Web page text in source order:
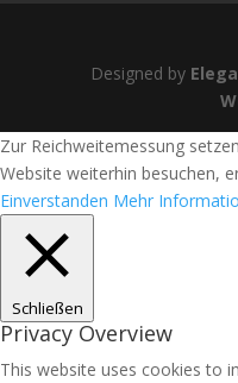
Designed by
Zur Reichweitemessung
Website weiterhin besuchen,
Einverstanden Mehr
Schließen
Privacy Overview
This website uses cookies to